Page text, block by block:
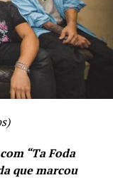
“Ta Foda
que marcou